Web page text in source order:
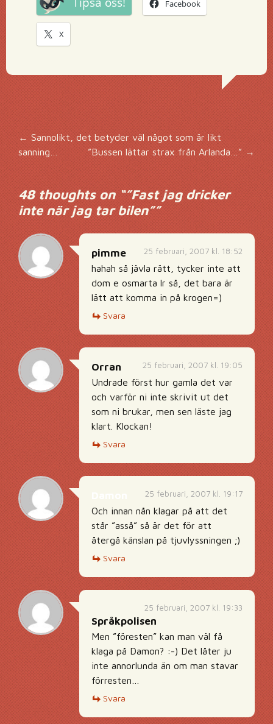
Facebook
X
Inläggsnavigering
← Sannolikt, det betyder väl något som är likt
sanning…
”Bussen lättar strax från Arlanda…” →
48 thoughts on “”Fast jag dricker
inte när jag tar bilen””
25 februari, 2007 kl. 18:52
pimme
hahah så jävla rätt, tycker inte att
dom e osmarta lr så, det bara är
lätt att komma in på krogen=)
Svara
25 februari, 2007 kl. 19:05
Orran
Undrade först hur gamla det var
och varför ni inte skrivit ut det
som ni brukar, men sen läste jag
klart. Klockan!
Svara
25 februari, 2007 kl. 19:17
Och innan nån klagar på att det
står ”asså” så är det för att
återgå känslan på tjuvlyssningen ;)
Svara
25 februari, 2007 kl. 19:33
Språkpolisen
Men ”föresten” kan man väl få
klaga på Damon? :-) Det låter ju
inte annorlunda än om man stavar
förresten…
Svara